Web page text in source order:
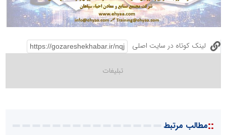
لینک کوتاه در سایت اصلی
::مطالب مرتبط